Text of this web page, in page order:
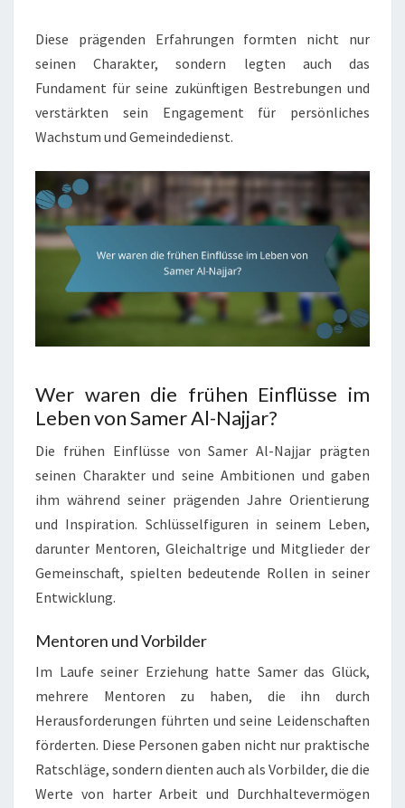
Diese prägenden Erfahrungen formten nicht nur
seinen Charakter, sondern legten auch das
Fundament für seine zukünftigen Bestrebungen und
verstärkten sein Engagement für persönliches
Wachstum und Gemeindedienst.
Wer waren die frühen Einflüsse im
Leben von Samer Al-Najjar?
Die frühen Einflüsse von Samer Al-Najjar prägten
seinen Charakter und seine Ambitionen und gaben
ihm während seiner prägenden Jahre Orientierung
und Inspiration. Schlüsselfiguren in seinem Leben,
darunter Mentoren, Gleichaltrige und Mitglieder der
Gemeinschaft, spielten bedeutende Rollen in seiner
Entwicklung.
Mentoren und Vorbilder
Im Laufe seiner Erziehung hatte Samer das Glück,
mehrere Mentoren zu haben, die ihn durch
Herausforderungen führten und seine Leidenschaften
förderten. Diese Personen gaben nicht nur praktische
Ratschläge, sondern dienten auch als Vorbilder, die die
Werte von harter Arbeit und Durchhaltevermögen